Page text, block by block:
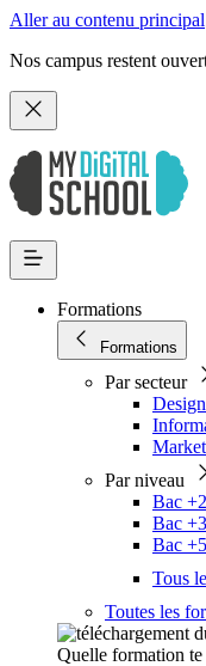
Aller au contenu principal
Nos campus restent
Formations
Formations
Par secteur
Par niveau
Bac +2
Bac +3
Bac +5
Tous
Toutes les
Quelle formation